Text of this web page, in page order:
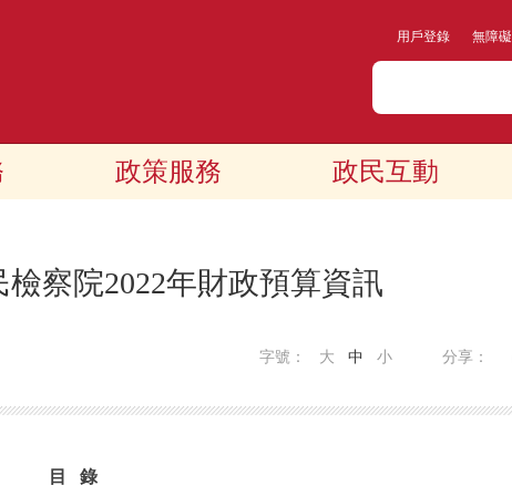
用戶登錄 無障礙
政策服務 政民互動
察院2022年財政預算資訊
分享：
字號： 大 中 小
目 錄